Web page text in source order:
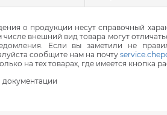
о продукции несут справочный
числе внешний вид товара могут
Если вы заметили не
сообщите нам на почту
на тех товарах, где имеется кнопка
документации